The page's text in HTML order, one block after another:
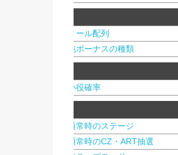
リール配列
純ボーナスの種類
小役確率
通常時のステージ
通常時のCZ・ART抽選